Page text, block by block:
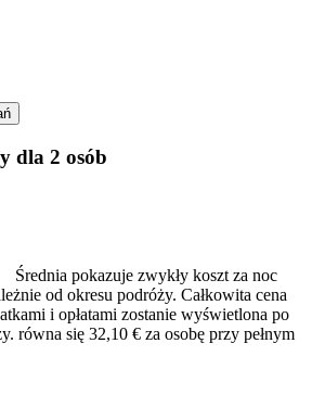
dla 2 osób
Średnia pokazuje zwykły koszt za noc
od okresu podróży. Całkowita cena
i opłatami zostanie wyświetlona po
równa się 32,10 € za osobę przy pełnym